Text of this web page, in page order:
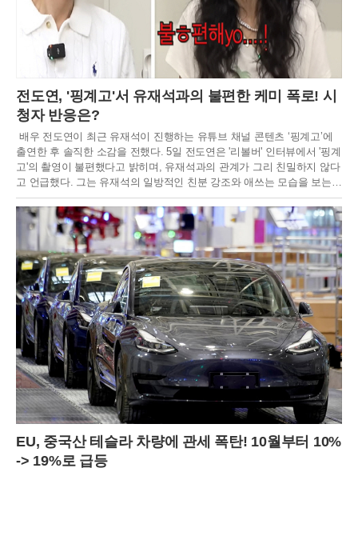
전도연, '핑계고'서 유재석과의 불편한 케미 폭로! 시
청자 반응은?
배우 전도연이 최근 유재석이 진행하는 유튜브 채널 콘텐츠 ‘핑계고’에
출연한 후 솔직한 소감을 전했다. 5일 전도연은 '리볼버' 인터뷰에서 '핑계
고'의 촬영이 불편했다고 밝히며, 유재석과의 관계가 그리 친밀하지 않다
고 언급했다. 그는 유재석의 일방적인 친분 강조와 애쓰는 모습을 보는
것이 불편했으며, 두 사람 사이에 사적인 대화나 친밀한 관계가 없었다고
설명했다.전도연은 "'요정재형'은 편하게 촬영했지만, '핑계고'는 정말 불
편했다"라고 말하며, "제가 리액션을 잘 못하고 유재석 씨가 애쓰는 걸 보
는 게 편하지 않았다"고 덧붙였다. 또 유재석과 핑계고를 찍고 나서 전화
번호를 교환하고 문자도 받았다고 해 웃음을 자아냈다.전도연의 솔직한
발언 이후, ‘핑계고’ 영상은 조회 수 348만 뷰를 기록하며 큰 인기를 끌었
다. 그러나 시청자들 사이에서 전도연의 태도에 대한 의견이 엇갈리고 있
다. 일부 시청자들은 전도연의 솔직함을 긍정적으로 평가하며, 유재석과
의 티키타카가 재미있었다고 반응했다. 반면, 다른 이들은 전도연의 태도
가 무례하다고 지적하며 비판의 목소리를 냈다.댓글에서 일부는 전도연
의 투명하고 솔직한 화법이 오히려 매력적이라고 평가하는 반면, 다른 이
들은 예능 프로그램과 맞지 않는다고 비판했다.
EU, 중국산 테슬라 차량에 관세 폭탄! 10월부터 10%
-> 19%로 급등